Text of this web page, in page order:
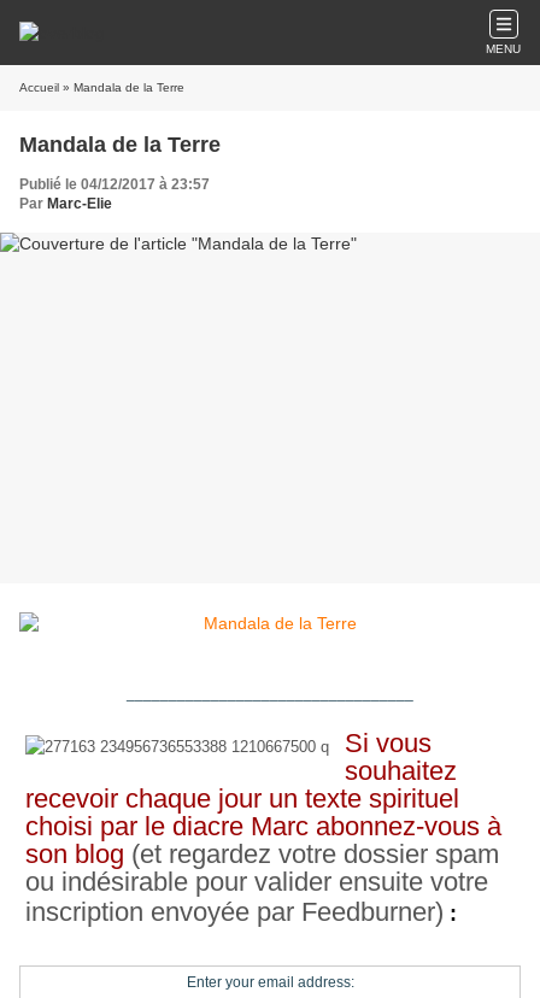
MENU
Accueil » Mandala de la Terre
Mandala de la Terre
Publié le 04/12/2017 à 23:57
Par Marc-Elie
Si vous
souhaitez
recevoir chaque jour un texte spirituel
choisi par le diacre Marc abonnez-vous à
son blog (et regardez votre dossier spam
ou indésirable pour valider ensuite votre
inscription envoyée par Feedburner) :
Enter your email address: